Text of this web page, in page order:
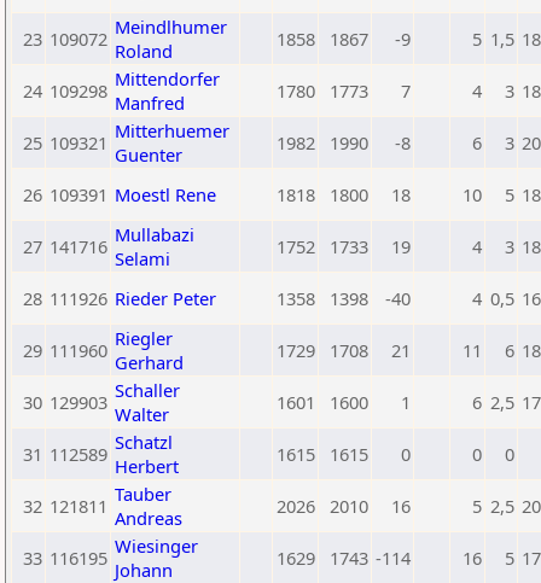
23 109072 Meindlhumer
Roland
1858 1867 -9 5 1,5
24 109298 Mittendorfer
Manfred
1780 1773 7 4 3
25 109321 Mitterhuemer
Guenter
1982 1990 -8 6 3
26 109391 Moestl Rene 1818 1800 18 10 5
27 141716 Mullabazi
Selami
1752 1733 19 4 3
28 111926 Rieder Peter 1358 1398 -40 4 0,5
29 111960 Riegler
Gerhard
1729 1708 21 11 6
30 129903 Schaller
Walter
1601 1600 1 6 2,5
31 112589 Schatzl
Herbert
1615 1615 0 0 0
32 121811 Tauber
Andreas
2026 2010 16 5 2,5
33 116195 Wiesinger
Johann
1629 1743 -114 16 5